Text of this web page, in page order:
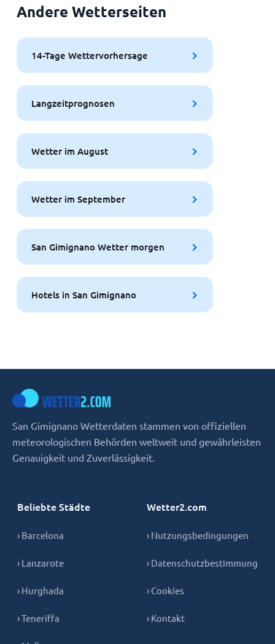
Andere Wetterseiten
14-Tage Wettervorhersage
Langzeitprognosen
Wetter im August
Wetter im September
San Gimignano Wetter morgen
Hotels in San Gimignano
San Gimignano Wetterdaten stammen von offiziellen
meteorologischen Behörden weltweit und gewährleisten
Genauigkeit und Zuverlässigkeit.
Beliebte Städte
› Barcelona
› Lanzarote
› Hurghada
› Teneriffa
Wetter2.com
› Nutzungsbedingungen
› Datenschutzbestimmung
› Cookies
› Kontakt